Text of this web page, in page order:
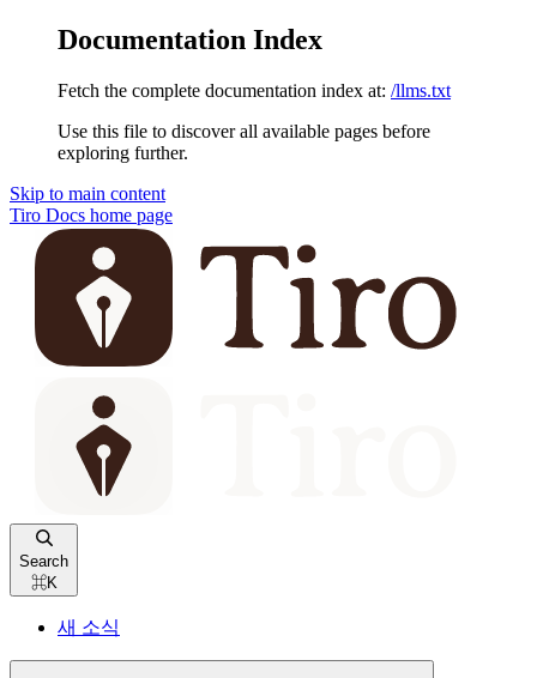
Documentation Index
Fetch the complete documentation index at: /llms.txt
Use this file to discover all available pages before
exploring further.
Skip to main content
Tiro Docs home page
Search
⌘K
새 소식